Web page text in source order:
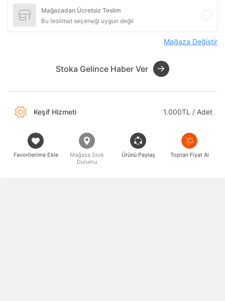
Mağazadan Ücretsiz Teslim
Bu teslimat seçeneği uygun değil
Mağaza Değiştir
Stoka Gelince Haber Ver
Keşif Hizmeti 1.000TL / Adet
Favorilerime Ekle
Mağaza Stok
Durumu
Ürünü Paylaş Toptan Fiyat Al